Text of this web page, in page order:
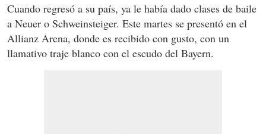
Cuando regresó a su país, ya le había dado clases de baile
a Neuer o Schweinsteiger. Este martes se presentó en el
Allianz Arena, donde es recibido con gusto, con un
llamativo traje blanco con el escudo del Bayern.